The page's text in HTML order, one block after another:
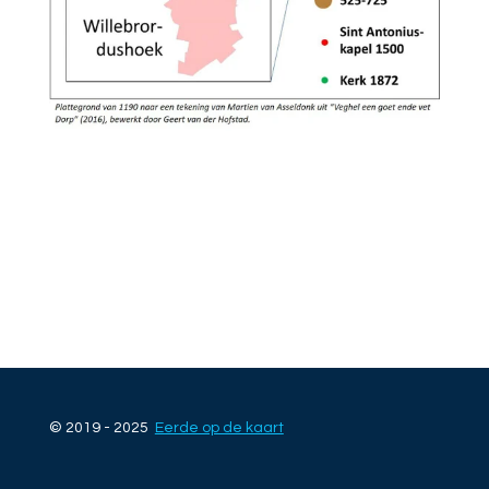
© 2019 - 2025 Eerde op de kaart